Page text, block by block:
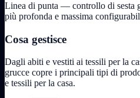
Linea di punta — controllo di sesta
più profonda e massima
Cosa gestisce
Dagli abiti e vestiti ai tessili per la
grucce copre i principali tipi di
e tessili per la casa.